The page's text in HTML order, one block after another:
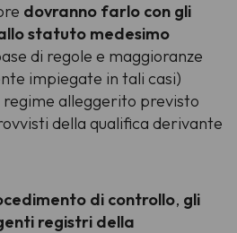
dovranno farlo con gli
statuto medesimo
di regole e maggioranze
impiegate in tali casi)
alleggerito previsto
della qualifica derivante
di controllo, gli
registri della